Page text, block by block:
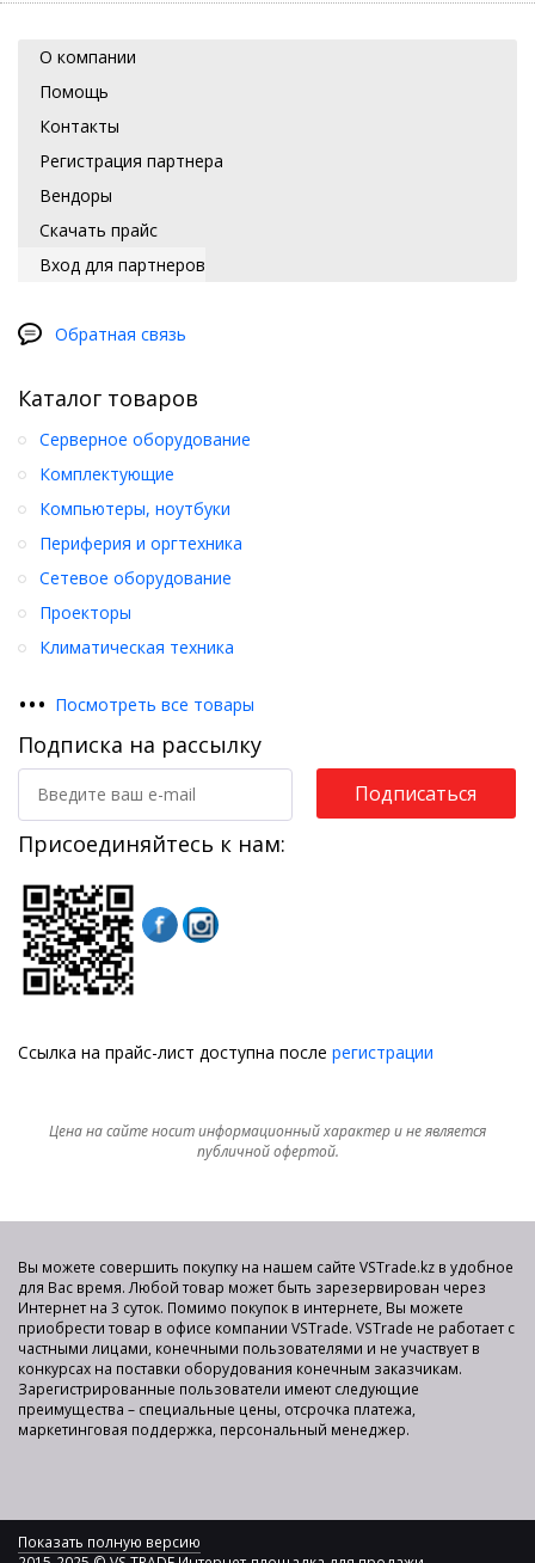
О компании
Помощь
Контакты
Регистрация партнера
Вендоры
Скачать прайс
Вход для партнеров
Обратная связь
Каталог товаров
Серверное оборудование
Комплектующие
Компьютеры, ноутбуки
Периферия и оргтехника
Сетевое оборудование
Проекторы
Климатическая техника
••• Посмотреть все товары
Подписка на рассылку
Подписаться
Присоединяйтесь к нам:
Ссылка на прайс-лист доступна после регистрации
Цена на сайте носит информационный характер и не является
публичной офертой.
Вы можете совершить покупку на нашем сайте VSTrade.kz в удобное
для Вас время. Любой товар может быть зарезервирован через
Интернет на 3 суток. Помимо покупок в интернете, Вы можете
приобрести товар в офисе компании VSTrade. VSTrade не работает с
частными лицами, конечными пользователями и не участвует в
конкурсах на поставки оборудования конечным заказчикам.
Зарегистрированные пользователи имеют следующие
преимущества – специальные цены, отсрочка платежа,
маркетинговая поддержка, персональный менеджер.
Показать полную версию